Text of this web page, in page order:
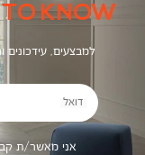
KNOW
למבצעים, עידכונים
דואל
אני מאשר/ת